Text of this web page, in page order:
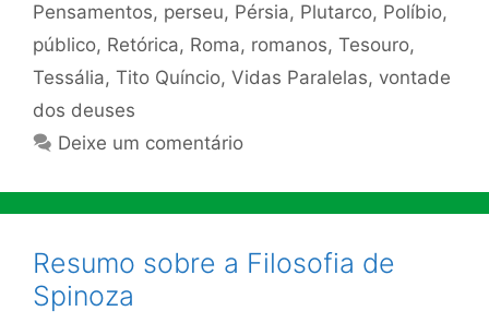
Pensamentos, perseu, Pérsia, Plutarco, Políbio,
público, Retórica, Roma, romanos, Tesouro,
Tessália, Tito Quíncio, Vidas Paralelas, vontade
dos deuses
Deixe um comentário
Resumo sobre a Filosofia de
Spinoza